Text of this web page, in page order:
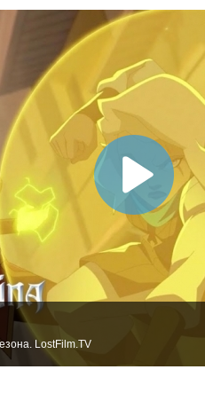
LostFilm.TV